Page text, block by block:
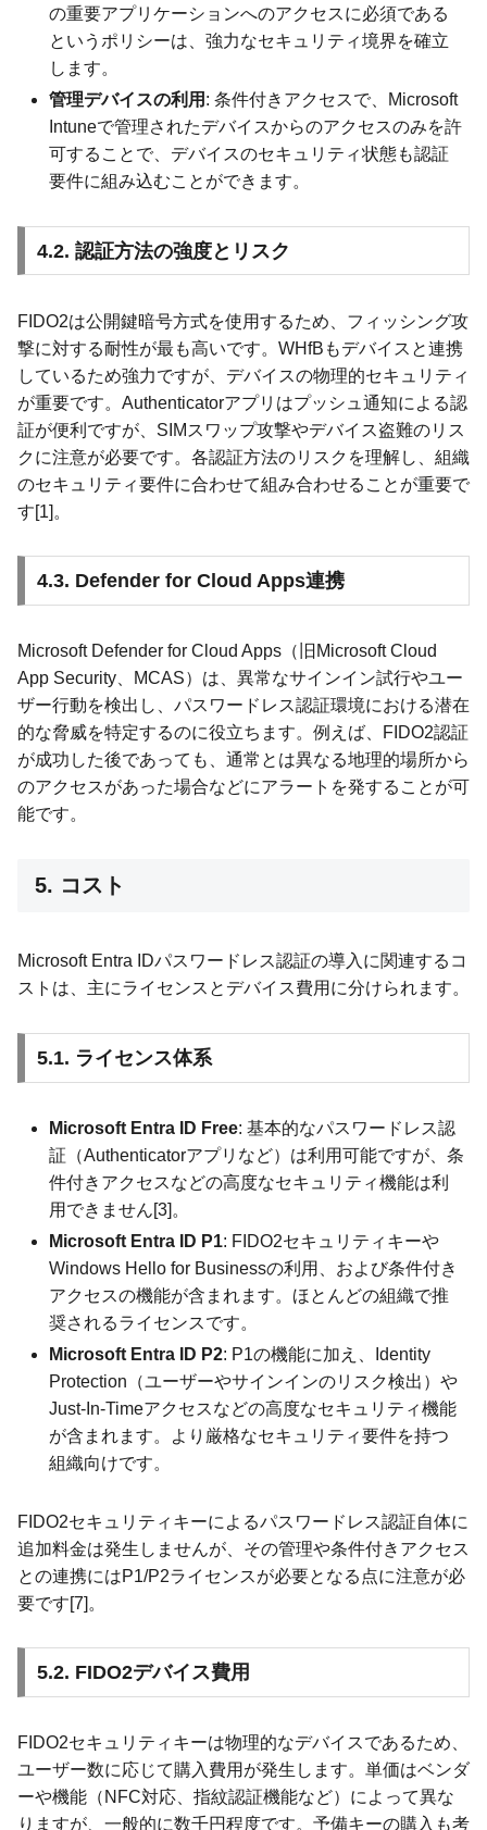
の重要アプリケーションへのアクセスに必須である
というポリシーは、強力なセキュリティ境界を確立
します。
管理デバイスの利用 : 条件付きアクセスで、Microsoft
Intuneで管理されたデバイスからのアクセスのみを許
可することで、デバイスのセキュリティ状態も認証
要件に組み込むことができます。
4.2. 認証方法の強度とリスク
FIDO2は公開鍵暗号方式を使用するため、フィッシング攻
撃に対する耐性が最も高いです。WHfBもデバイスと連携
しているため強力ですが、デバイスの物理的セキュリティ
が重要です。Authenticatorアプリはプッシュ通知による認
証が便利ですが、SIMスワップ攻撃やデバイス盗難のリス
クに注意が必要です。各認証方法のリスクを理解し、組織
のセキュリティ要件に合わせて組み合わせることが重要で
す[1]。
4.3. Defender for Cloud Apps連携
Microsoft Defender for Cloud Apps（旧Microsoft Cloud
App Security、MCAS）は、異常なサインイン試行やユー
ザー行動を検出し、パスワードレス認証環境における潜在
的な脅威を特定するのに役立ちます。例えば、FIDO2認証
が成功した後であっても、通常とは異なる地理的場所から
のアクセスがあった場合などにアラートを発することが可
能です。
5. コスト
Microsoft Entra IDパスワードレス認証の導入に関連するコ
ストは、主にライセンスとデバイス費用に分けられます。
5.1. ライセンス体系
Microsoft Entra ID Free: 基本的なパスワードレス認
証（Authenticatorアプリなど）は利用可能ですが、条
件付きアクセスなどの高度なセキュリティ機能は利
用できません[3]。
Microsoft Entra ID P1: FIDO2セキュリティキーや
Windows Hello for Businessの利用、および条件付き
アクセスの機能が含まれます。ほとんどの組織で推
奨されるライセンスです。
Microsoft Entra ID P2: P1の機能に加え、Identity
Protection（ユーザーやサインインのリスク検出）や
Just-In-Timeアクセスなどの高度なセキュリティ機能
が含まれます。より厳格なセキュリティ要件を持つ
組織向けです。
FIDO2セキュリティキーによるパスワードレス認証自体に
追加料金は発生しませんが、その管理や条件付きアクセス
との連携にはP1/P2ライセンスが必要となる点に注意が必
要です[7]。
5.2. FIDO2デバイス費用
FIDO2セキュリティキーは物理的なデバイスであるため、
ユーザー数に応じて購入費用が発生します。単価はベンダ
ーや機能（NFC対応、指紋認証機能など）によって異な
りますが、一般的に数千円程度です。予備キーの購入も考